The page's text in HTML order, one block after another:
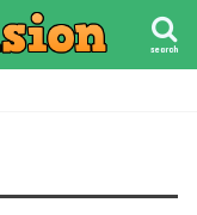
search